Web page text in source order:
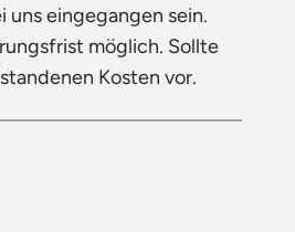
uns eingegangen sein.
möglich. Sollte
Kosten vor.